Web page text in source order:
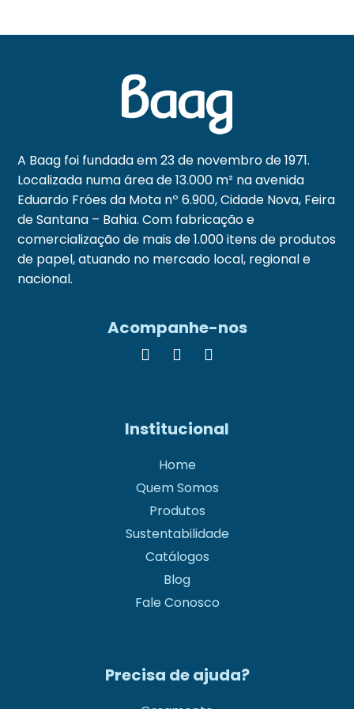
A Baag foi fundada em 23 de novembro de 1971.
Localizada numa área de 13.000 m² na avenida
Eduardo Fróes da Mota nº 6.900, Cidade Nova, Feira
de Santana – Bahia. Com fabricação e
comercialização de mais de 1.000 itens de produtos
de papel, atuando no mercado local, regional e
nacional.
Acompanhe-nos
Institucional
Home
Quem Somos
Produtos
Sustentabilidade
Catálogos
Blog
Fale Conosco
Precisa de ajuda?